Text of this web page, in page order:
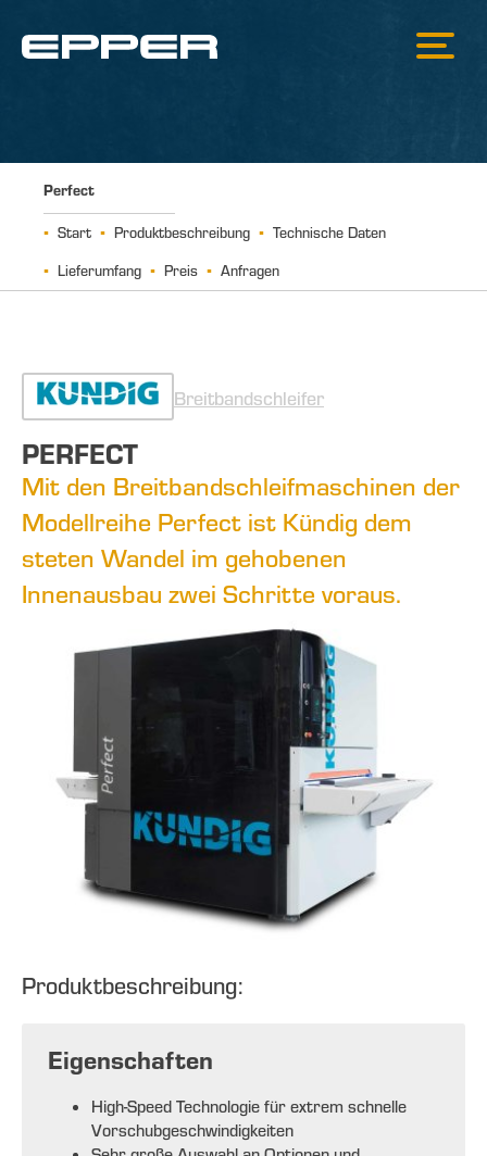
Perfect
Start Produktbeschreibung
Technische Daten
Lieferumfang
Preis Anfragen
Breitbandschleifer
PERFECT
Mit den Breitbandschleifmaschinen der
Modellreihe Perfect ist Kündig dem
steten Wandel im gehobenen
Innenausbau zwei Schritte voraus.
Produktbeschreibung:
Eigenschaften
High-Speed Technologie für extrem schnelle
Vorschubgeschwindigkeiten